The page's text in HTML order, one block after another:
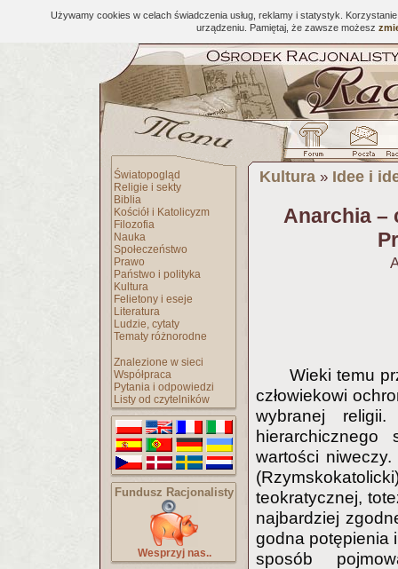
Używamy cookies w celach świadczenia usług, reklamy i statystyk.
urządzeniu. Pamiętaj, że zawsze możesz
Światopogląd
Religie i sekty
Biblia
Kościół i Katolicyzm
Filozofia
Nauka
Społeczeństwo
Prawo
Państwo i polityka
Kultura
Felietony i eseje
Literatura
Ludzie, cytaty
Tematy różnorodne
Znalezione w sieci
Współpraca
Pytania i odpowiedzi
Listy od czytelników
Fundusz Racjonalisty
Wesprzyj nas..
Kultura » Idee i
Anarchia –
Wieki temu
człowiekowi
wybranej religii.
hierarchicznego
wartości
teokratycznej,
najbardziej
godna potępienia
sposób